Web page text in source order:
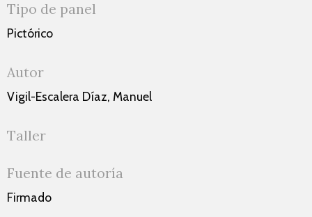
Tipo de panel
Pictórico
Autor
Vigil-Escalera Díaz, Manuel
Taller
Fuente de autoría
Firmado